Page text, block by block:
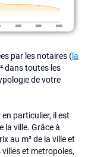
par les notaires (la
dans toutes les
de votre
particulier, il est
la ville. Grâce à
au m² de la ville et
et metropoles,